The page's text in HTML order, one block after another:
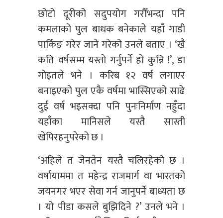
छोटो दूरीको सदुपयोग गरौँभन्दा पनि
कमलाको पुल बाधक बनेकाले यहाँ गाडी
पार्किङ गरेर जाने गरेको उनले बताए । ‘खै
कति वर्षसम्म यस्तो गर्नुपर्ने हो कुन्नि !’, डा
गोइतले भने । करिब १२ वर्ष लगाएर
बनाइएको पुल एकै वर्षमा भास्सिएको साढे
दुई वर्ष भइसक्दा पनि पुनःनिर्माण नहुँदा
यहाँका मानिसले यस्तै सास्ती
खेपिरहनुपरेको छ ।
‘अहिले त जेनतेन यस्तै चलिरहेको छ ।
वर्षायाममा त महेन्द्र राजमार्ग वा भारतको
जयनगर भएर सेवा गर्न जानुपर्ने बाध्यता छ
। यो पीडा कसले बुझिदिने ?’ उनले भने ।